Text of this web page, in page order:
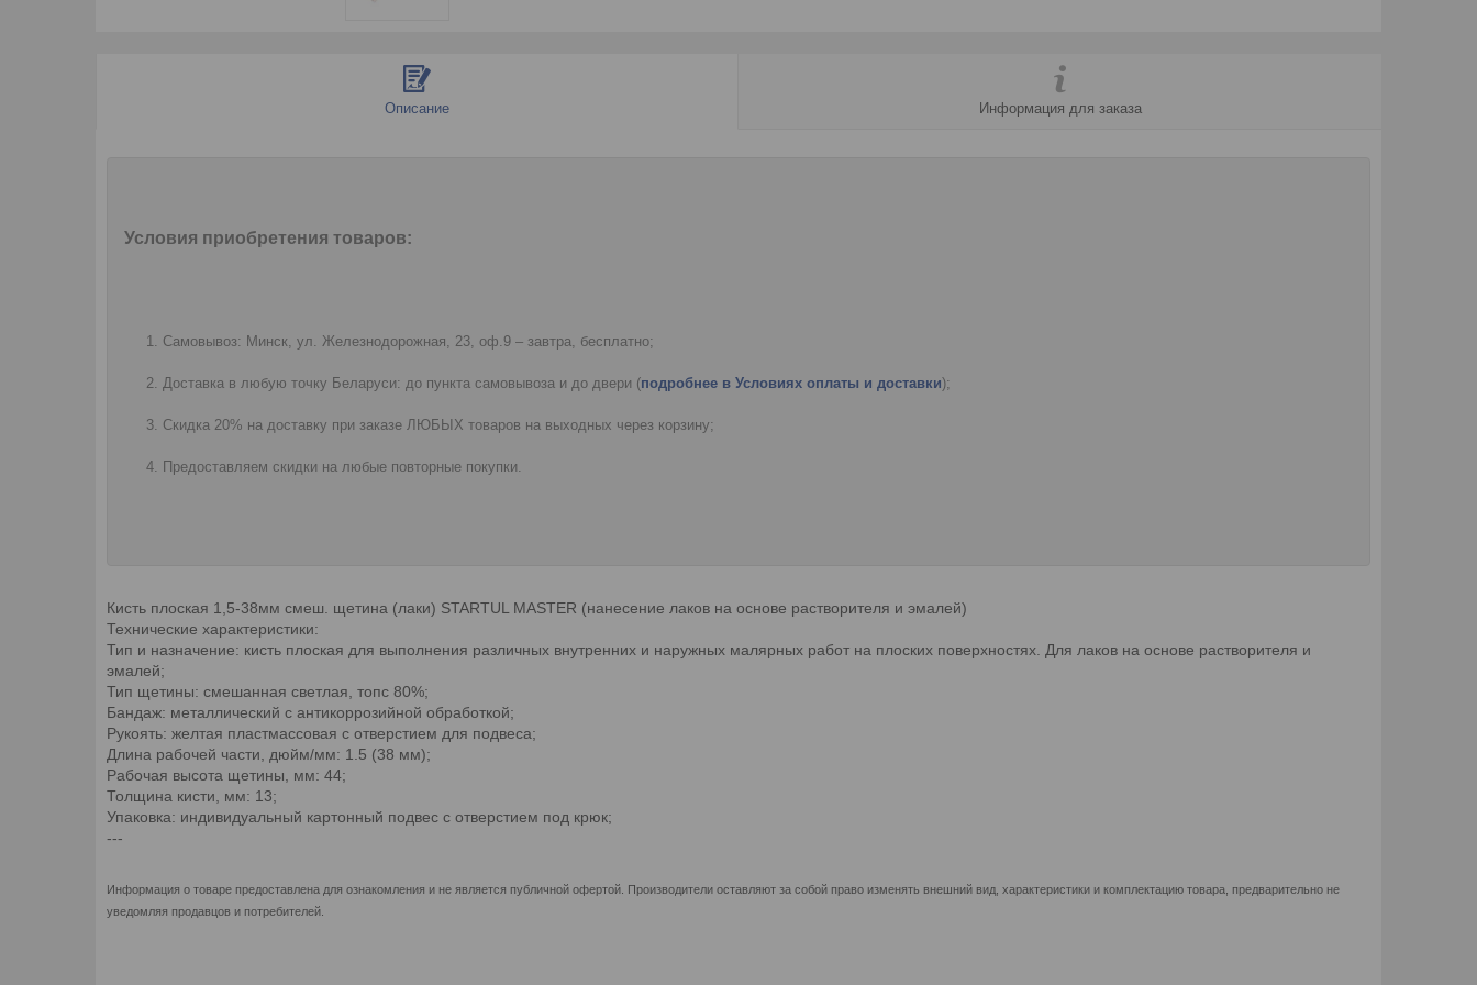
Описание Информация для заказа
Условия приобретения товаров:
Самовывоз: Минск, ул. Железнодорожная, 23, оф.9 – завтра, бесплатно;
Доставка в любую точку Беларуси: до пункта самовывоза и до двери (подробнее в Условиях оплаты и доставки);
Скидка 20% на доставку при заказе ЛЮБЫХ товаров на выходных через корзину;
Предоставляем скидки на любые повторные покупки.
Кисть плоская 1,5-38мм смеш. щетина (лаки) STARTUL MASTER (нанесение лаков на основе растворителя и эмалей)
Технические характеристики:
Тип и назначение: кисть плоская для выполнения различных внутренних и наружных малярных работ на плоских поверхностях. Для лаков на основе растворителя и
эмалей;
Тип щетины: смешанная светлая, топс 80%;
Бандаж: металлический с антикоррозийной обработкой;
Рукоять: желтая пластмассовая с отверстием для подвеса;
Длина рабочей части, дюйм/мм: 1.5 (38 мм);
Рабочая высота щетины, мм: 44;
Толщина кисти, мм: 13;
Упаковка: индивидуальный картонный подвес с отверстием под крюк;
---
Информация о товаре предоставлена для ознакомления и не является публичной офертой. Производители оставляют за собой право изменять внешний вид, характеристики и комплектацию товара, предварительно не
уведомляя продавцов и потребителей.